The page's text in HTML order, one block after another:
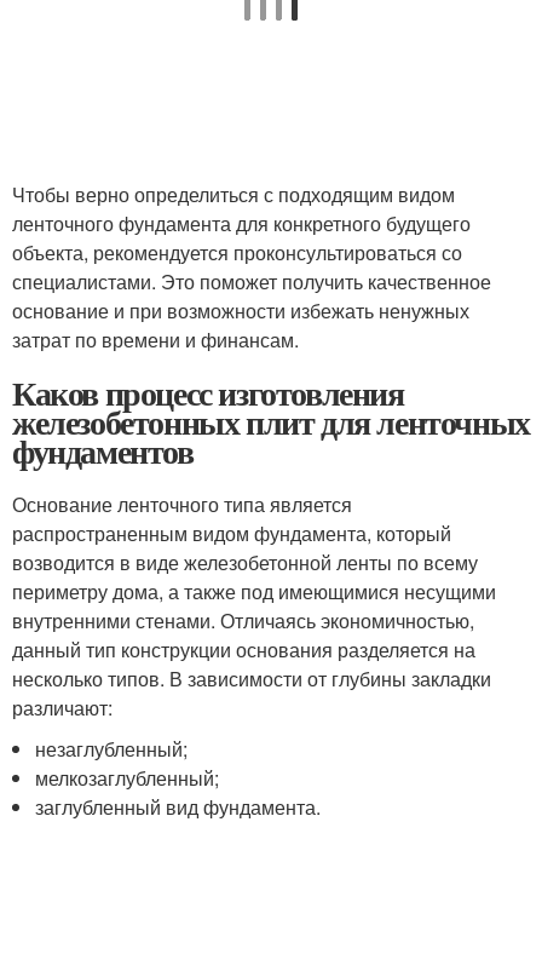
Чтобы верно определиться с подходящим видом
ленточного фундамента для конкретного будущего
объекта, рекомендуется проконсультироваться со
специалистами. Это поможет получить качественное
основание и при возможности избежать ненужных
затрат по времени и финансам.
Каков процесс изготовления
железобетонных плит для ленточных
фундаментов
Основание ленточного типа является
распространенным видом фундамента, который
возводится в виде железобетонной ленты по всему
периметру дома, а также под имеющимися несущими
внутренними стенами. Отличаясь экономичностью,
данный тип конструкции основания разделяется на
несколько типов. В зависимости от глубины закладки
различают:
незаглубленный;
мелкозаглубленный;
заглубленный вид фундамента.